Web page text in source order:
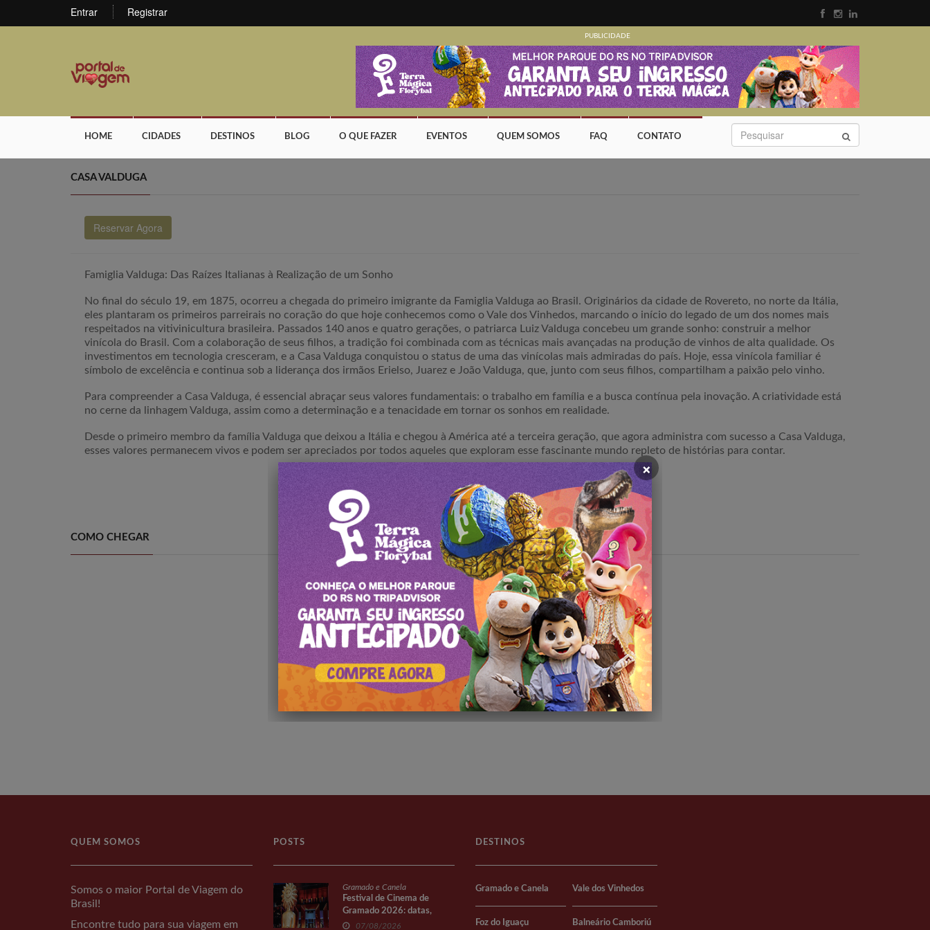
Entrar Registrar
PUBLICIDADE
HOME CIDADES DESTINOS BLOG O QUE FAZER EVENTOS QUEM SOMOS FAQ CONTATO
CASA VALDUGA
Reservar Agora
Famiglia Valduga: Das Raízes Italianas à Realização de um Sonho
No final do século 19, em 1875, ocorreu a chegada do primeiro imigrante da Famiglia Valduga ao Brasil. Originários da cidade de Rovereto, no norte da Itália,
eles plantaram os primeiros parreirais no coração do que hoje conhecemos como o Vale dos Vinhedos, marcando o início do legado de um dos nomes mais
respeitados na vitivinicultura brasileira. Passados 140 anos e quatro gerações, o patriarca Luiz Valduga concebeu um grande sonho: construir a melhor
vinícola do Brasil. Com a colaboração de seus filhos, a tradição foi combinada com as técnicas mais avançadas na produção de vinhos de alta qualidade. Os
investimentos em tecnologia cresceram, e a Casa Valduga conquistou o status de uma das vinícolas mais admiradas do país. Hoje, essa vinícola familiar é
símbolo de excelência e continua sob a liderança dos irmãos Erielso, Juarez e João Valduga, que, junto com seus filhos, compartilham a paixão pelo vinho.
Para compreender a Casa Valduga, é essencial abraçar seus valores fundamentais: o trabalho em família e a busca contínua pela inovação. A criatividade está
no cerne da linhagem Valduga, assim como a determinação e a tenacidade em tornar os sonhos em realidade.
Desde o primeiro membro da família Valduga que deixou a Itália e chegou à América até a terceira geração, que agora administra com sucesso a Casa Valduga,
esses valores permanecem vivos e podem ser apreciados por todos aqueles que exploram esse fascinante mundo repleto de histórias para contar.
PUBLICIDADE
COMO CHEGAR
QUEM SOMOS
Somos o maior Portal de Viagem do
Brasil!
Encontre tudo para sua viagem em
POSTS
Gramado e Canela
Festival de Cinema de
Gramado 2026: datas,
programação e o que fazer!
07/08/2026
DESTINOS
Gramado e Canela Vale dos Vinhedos
Foz do Iguaçu Balneário Camboriú
×